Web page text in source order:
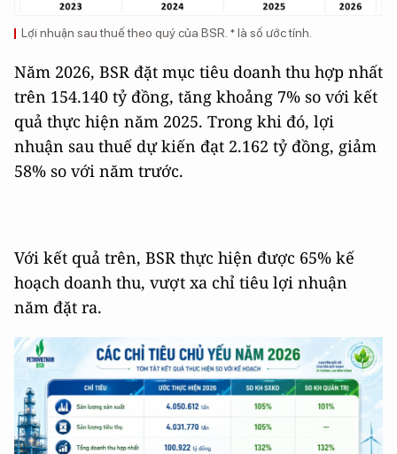
Lợi nhuận sau thuế theo quý của BSR. * là số ước tính.
Năm 2026, BSR đặt mục tiêu doanh thu hợp nhất
trên 154.140 tỷ đồng, tăng khoảng 7% so với kết
quả thực hiện năm 2025. Trong khi đó, lợi
nhuận sau thuế dự kiến đạt 2.162 tỷ đồng, giảm
58% so với năm trước.
Với kết quả trên, BSR thực hiện được 65% kế
hoạch doanh thu, vượt xa chỉ tiêu lợi nhuận
năm đặt ra.